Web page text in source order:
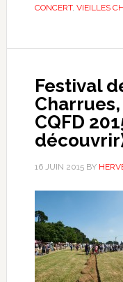
CONCERT, VIEILLES
Festival
CQFD
16 JUIN 2015BY